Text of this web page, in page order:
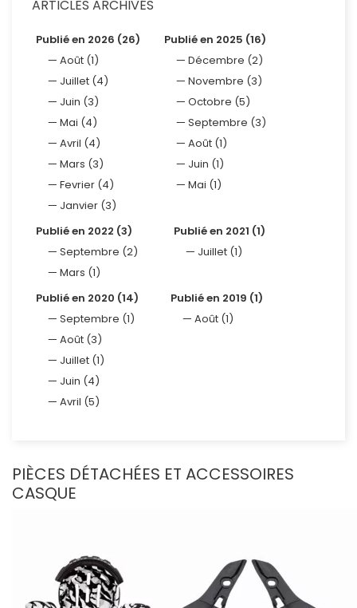
ARTICLES ARCHIVÉS
Publié en 2026 (26)
Août (1)
Juillet (4)
Juin (3)
Mai (4)
Avril (4)
Mars (3)
Fevrier (4)
Janvier (3)
Publié en 2025 (16)
Décembre (2)
Novembre (3)
Octobre (5)
Septembre (3)
Août (1)
Juin (1)
Mai (1)
Publié en 2022 (3)
Septembre (2)
Mars (1)
Publié en 2021 (1)
Juillet (1)
Publié en 2020 (14)
Septembre (1)
Août (3)
Juillet (1)
Juin (4)
Avril (5)
Publié en 2019 (1)
Août (1)
PIÈCES DÉTACHÉES ET ACCESSOIRES
CASQUE